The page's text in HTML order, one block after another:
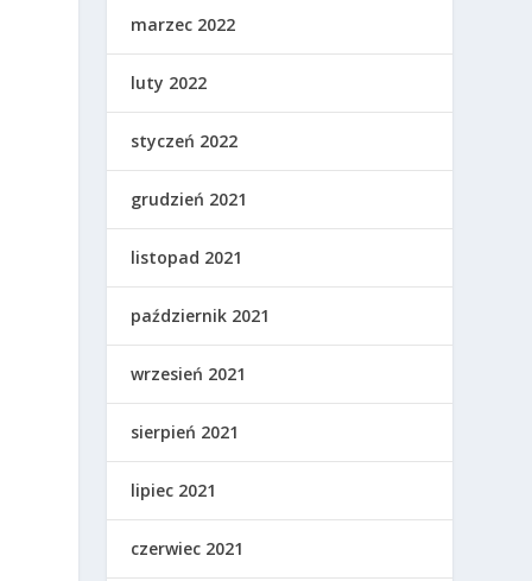
marzec 2022
luty 2022
styczeń 2022
grudzień 2021
listopad 2021
październik 2021
wrzesień 2021
sierpień 2021
lipiec 2021
czerwiec 2021